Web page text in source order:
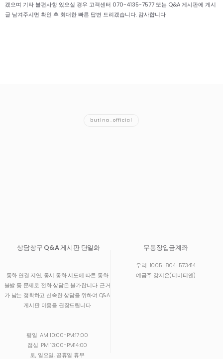
겠으며 기타 불편사항 있으실 경우 고객센터 070-4135-7577 또는 Q&A 게시판에 게시
글 남겨주시면 확인 후 최대한 빠른 답변 드리겠습니다. 감사합니다
butina_official
상담창구 Q&A 게시판 단일화
통화 연결 지연, 동시 통화 시도에 따른 통화
불발 등 문제로 전화 상담은 불가합니다. 근거
가 남는 정확하고 신속한 상담을 위하여 Q&A
게시판 이용을 권장드립니다
평일 AM 10:00-PM:17:00
점심 PM 13:00-PM14:00
토, 일요일, 공휴일 휴무
무통장입금계좌
우리 1005-804-573414
예금주 강지은(더비티엔)